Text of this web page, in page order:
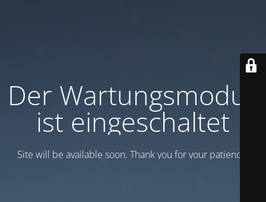
Der Wartungsmodus
ist eingeschaltet
Site will be available soon. Thank you for your patience!